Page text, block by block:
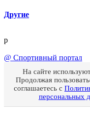
Другие
p
@ Спортивный портал
На сайте
Продолжая
соглашаетесь с
персональных